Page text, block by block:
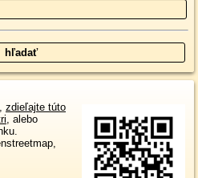
, zdieľajte túto
, alebo